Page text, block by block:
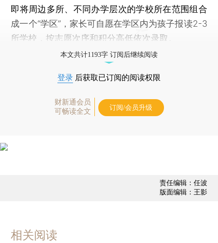
即将周边多所、不同办学层次的学校所在范围组合
成一个“学区”，家长可自愿在学区内为孩子报读2-3
所学校，按志愿次序和积分高低依次录取。
本文共计1193字 订阅后继续阅读
登录 后获取已订阅的阅读权限
财新通会员
可畅读全文
订阅/会员升级
责任编辑：任波
版面编辑：王影
相关阅读